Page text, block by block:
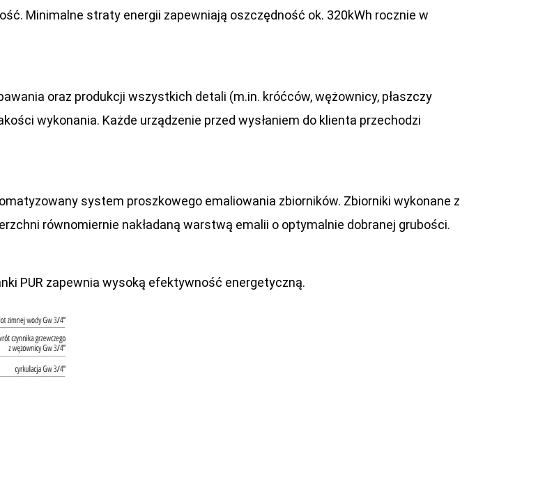
Minimalne straty energii zapewniają oszczędność ok. 320kWh rocznie w
oraz produkcji wszystkich detali (m.in. króćców, wężownicy, płaszczy
wykonania. Każde urządzenie przed wysłaniem do klienta przechodzi
system proszkowego emaliowania zbiorników. Zbiorniki wykonane z
równomiernie nakładaną warstwą emalii o optymalnie dobranej grubości.
PUR zapewnia wysoką efektywność energetyczną.